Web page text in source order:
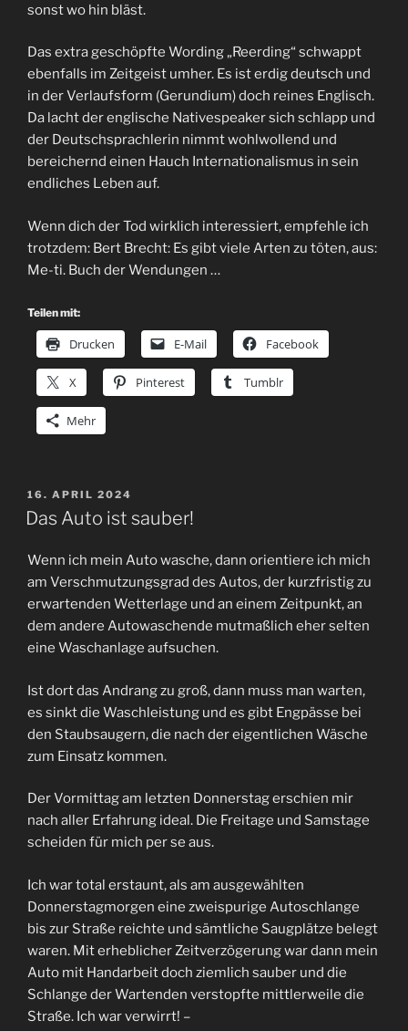
sonst wo hin bläst.
Das extra geschöpfte Wording „Reerding“ schwappt
ebenfalls im Zeitgeist umher. Es ist erdig deutsch und
in der Verlaufsform (Gerundium) doch reines Englisch.
Da lacht der englische Nativespeaker sich schlapp und
der Deutschsprachlerin nimmt wohlwollend und
bereichernd einen Hauch Internationalismus in sein
endliches Leben auf.
Wenn dich der Tod wirklich interessiert, empfehle ich
trotzdem: Bert Brecht: Es gibt viele Arten zu töten, aus:
Me-ti. Buch der Wendungen …
Teilen mit:
Drucken E-Mail Facebook
X Pinterest Tumblr
Mehr
VERÖFFENTLICHT
AM
16. APRIL 2024
Das Auto ist sauber!
Wenn ich mein Auto wasche, dann orientiere ich mich
am Verschmutzungsgrad des Autos, der kurzfristig zu
erwartenden Wetterlage und an einem Zeitpunkt, an
dem andere Autowaschende mutmaßlich eher selten
eine Waschanlage aufsuchen.
Ist dort das Andrang zu groß, dann muss man warten,
es sinkt die Waschleistung und es gibt Engpässe bei
den Staubsaugern, die nach der eigentlichen Wäsche
zum Einsatz kommen.
Der Vormittag am letzten Donnerstag erschien mir
nach aller Erfahrung ideal. Die Freitage und Samstage
scheiden für mich per se aus.
Ich war total erstaunt, als am ausgewählten
Donnerstagmorgen eine zweispurige Autoschlange
bis zur Straße reichte und sämtliche Saugplätze belegt
waren. Mit erheblicher Zeitverzögerung war dann mein
Auto mit Handarbeit doch ziemlich sauber und die
Schlange der Wartenden verstopfte mittlerweile die
Straße. Ich war verwirrt! –